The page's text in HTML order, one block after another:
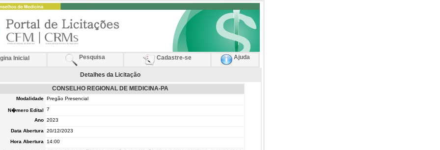
Inicial Pesquisa Cadastre-se Ajuda
Detalhes da Licitação
CONSELHO REGIONAL DE MEDICINA-PA
Modalidade Pregão Presencial
N�mero Edital
7
Ano 2023
Data Abertura
20/12/2023
Hora Abertura
14:00